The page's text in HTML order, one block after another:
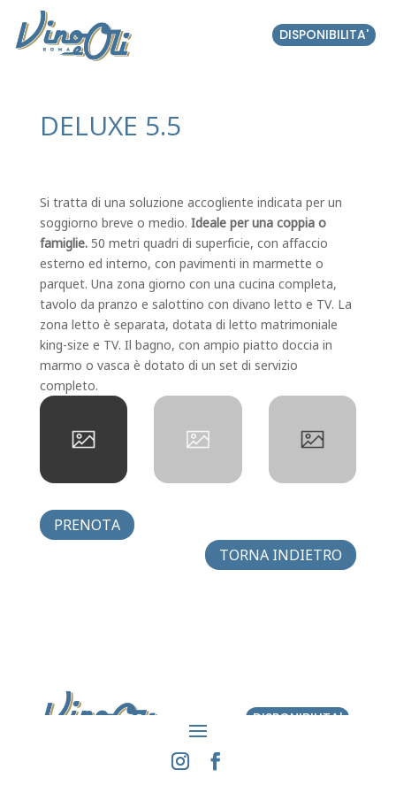
DISPONIBILITA'
DELUXE 5.5
Si tratta di una soluzione accogliente indicata per un
soggiorno breve o medio. Ideale per una coppia o
famiglie.50 metri quadri di superficie, con affaccio
esterno ed interno, con pavimenti in marmette o
parquet. Una zona giorno con una cucina completa,
tavolo da pranzo e salottino con divano letto e TV. La
zona letto è separata, dotata di letto matrimoniale
king-size e TV. Il bagno, con ampio piatto doccia in
marmo o vasca è dotato di un set di servizio
completo.
PRENOTA
TORNA INDIETRO
DISPONIBILITA'